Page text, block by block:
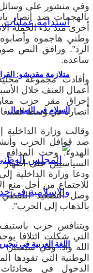
السلام في الصومال
اللغة العربية في
وفي منشور على وسائل
بالهجمات ضد أنصار
أخرى منذ بدء الحملة
وطني هاجموه
الرد”. ورافق النص
ساعده.
وأفادت مجموعة
أعمال العنف خلال
إحراق مقر حزب
أنصاره في وسط
وقالت وزارة
ضد قوافل الحزب
الهدوء. وحث
السياسيين على إظهار
ودعا وزارة الداخلية
وصل التصعيد اللفظي
بالذهاب إلى الحرب”.
ويتنافس حزب باستيف
التي شكلت ائتلافا
الله واد.وفي سبتمبر،
الوطنية التي تقودها
الدخول في